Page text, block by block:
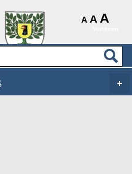
A A A